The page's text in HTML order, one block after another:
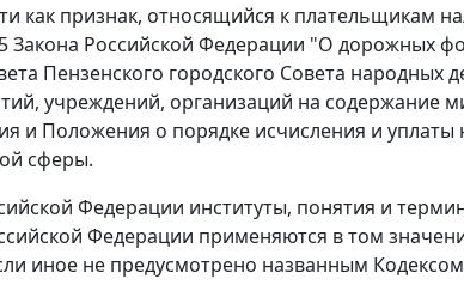
как признак, относящийся к плательщикам
Закона Российской Федерации "О дорожных
Пензенского городского Совета народных
учреждений, организаций на содержание
и Положения о порядке исчисления и
сферы.
Федерации институты, понятия и
Федерации применяются в том
иное не предусмотрено названным